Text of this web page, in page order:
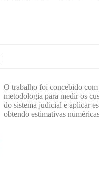
O trabalho foi concebido
metodologia para medir os
do sistema judicial e aplicar
obtendo estimativas